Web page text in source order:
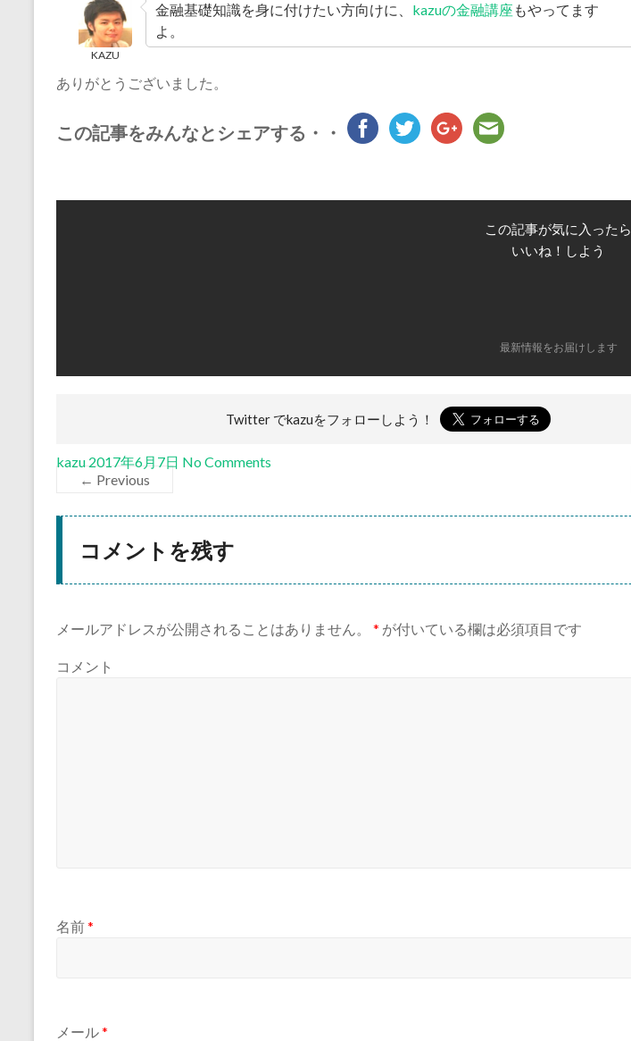
KAZU
金融基礎知識を身に付けたい方向けに、 kazuの金融講座 もやってます
よ。
ありがとうございました。
この記事をみんなとシェアする・・
この記事が気に入ったら
いいね！しよう
最新情報をお届けします
Twitter でkazuをフォローしよう！
kazu 2017年6月7日 No Comments
← Previous
コメントを残す
メールアドレスが公開されることはありません。 * が付いている欄は必須項目です
コメント
名前*
メール*